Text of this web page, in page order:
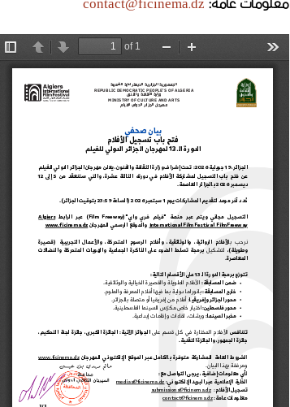
معلومات عامة: contact@ficinema.dz